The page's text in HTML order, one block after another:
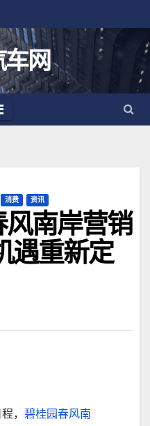
网
消费 资讯
南岸营销
遇重新定
， 碧桂园春风南